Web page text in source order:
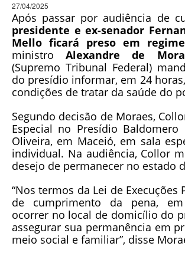
27/04/2025
Após passar por audiência de
presidente e ex-senador
Mello ficará preso em
ministroAlexandre de
(Supremo Tribunal Federal)
do presídio informar, em 24
condições de tratar da saúde do
Segundo decisão de Moraes,
Especial no Presídio Baldomero
Oliveira, em Maceió, em sala
individual. Na audiência, Collor
desejo de permanecer no estado
“Nos termos da Lei de Execuções
de cumprimento da pena,
ocorrer no local de domicílio do
assegurar sua permanência em
meio social e familiar”, disse